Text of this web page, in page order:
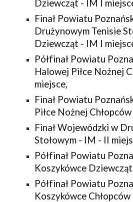
Dziewcząt - IM I
Finał Powiatu
Drużynowym Tenisie
Dziewcząt - IM I
Półfinał Powiatu
Halowej Piłce Nożnej
miejsce,
Finał Powiatu
Piłce Nożnej
Finał Wojewódzki w
Stołowym - IM - II
Półfinał Powiatu
Koszykówce
Półfinał Powiatu
Koszykówce